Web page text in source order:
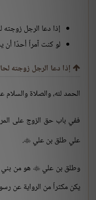
إذا دعا الرجل زوجته
لو كنت آمراً أحدًا
إذا دعا الرجل زوجته
الحمد لله، والصلاة والسلام
ففي باب حق الزوج على
علي طلق بن علي 
.
وطلق بن علي هو من
يكن مكثراً من الرواية عن